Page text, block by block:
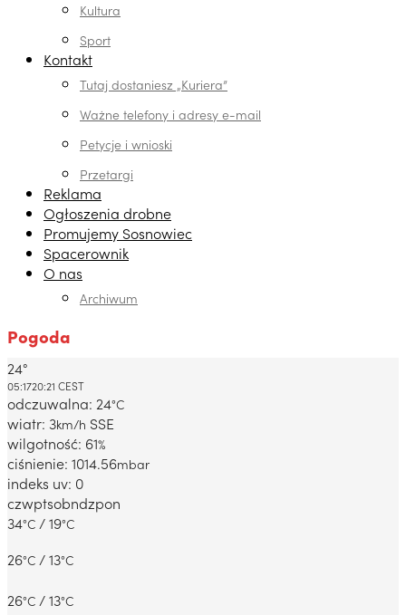
Kultura
Sport
Kontakt
Tutaj dostaniesz „Kuriera”
Ważne telefony i adresy e-mail
Petycje i wnioski
Przetargi
Reklama
Ogłoszenia drobne
Promujemy Sosnowiec
Spacerownik
O nas
Archiwum
Pogoda
Dabrowa Gornicza, PL
24°
05:1720:21 CEST
odczuwalna: 24°C
wiatr: 3km/h SSE
wilgotność: 61%
ciśnienie: 1014.56mbar
indeks uv: 0
czwptsobndzpon
34°C / 19°C
26°C / 13°C
26°C / 13°C